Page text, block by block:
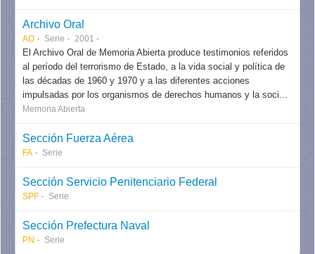
Archivo Oral
AO Serie 2001 -
El Archivo Oral de Memoria Abierta produce testimonios referidos
al período del terrorismo de Estado, a la vida social y política de
las décadas de 1960 y 1970 y a las diferentes acciones
impulsadas por los organismos de derechos humanos y la soci...
Memoria Abierta
Sección Fuerza Aérea
FA Serie
Sección Servicio Penitenciario Federal
SPF Serie
Sección Prefectura Naval
PN Serie